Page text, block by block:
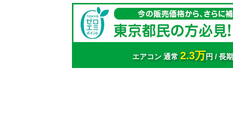
エアコン 通常 2.3万 円 / 長期